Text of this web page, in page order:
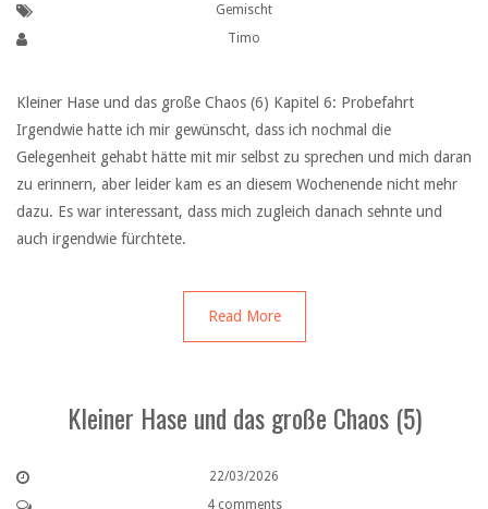
Gemischt
Timo
Kleiner Hase und das große Chaos (6) Kapitel 6: Probefahrt
Irgendwie hatte ich mir gewünscht, dass ich nochmal die
Gelegenheit gehabt hätte mit mir selbst zu sprechen und mich daran
zu erinnern, aber leider kam es an diesem Wochenende nicht mehr
dazu. Es war interessant, dass mich zugleich danach sehnte und
auch irgendwie fürchtete.
Read More
Kleiner Hase und das große Chaos (5)
22/03/2026
4 comments